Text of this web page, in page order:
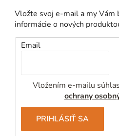
Vložte svoj e-mail a my Vám
informácie o nových
Email
Vložením e-mailu
ochrany
PRIHLÁSIŤ SA